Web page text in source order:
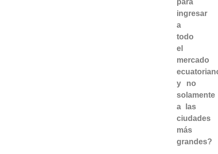
para
ingresar
a
todo
el
mercado
y no
solamente
a las
ciudades
más
grandes?